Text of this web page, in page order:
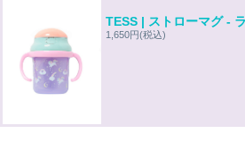
TESS | ストローマグ -
1,650円(税込)